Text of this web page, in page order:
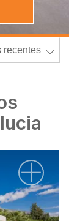
recentes